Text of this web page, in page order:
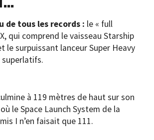
de tous les records : le « full
qui comprend le vaisseau Starship
le surpuissant lanceur Super Heavy
superlatifs.
à 119 mètres de haut sur son
le Space Launch System de la
I n’en faisait que 111.